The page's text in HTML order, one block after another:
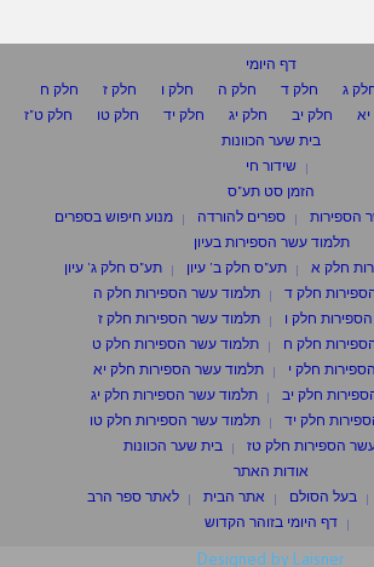
דף היומי
ג חלק ד חלק ה חלק ו חלק ז
חלק ח
חלק יב חלק יג חלק יד חלק טו
חלק ט"ז
בית שער הכוונות
שידור חי
הזמן סט תע"ס
הספירות
ספרים להורדה
מנוע חיפוש בספרים
תלמוד עשר הספירות בעיון
חלק א
תע"ס חלק ב' עיון
תע"ס חלק ג' עיון
חלק ד
תלמוד עשר הספירות חלק ה
חלק ו
תלמוד עשר הספירות חלק ז
חלק ח
תלמוד עשר הספירות חלק ט
חלק י
תלמוד עשר הספירות חלק יא
חלק יב
תלמוד עשר הספירות חלק יג
חלק יד
תלמוד עשר הספירות חלק טו
הספירות חלק טז
בית שער הכוונות
אודות האתר
בעל הסולם אתר הבית
לאתר ספר הרב
דף היומי בזוהר הקדוש
Designed by Laisner